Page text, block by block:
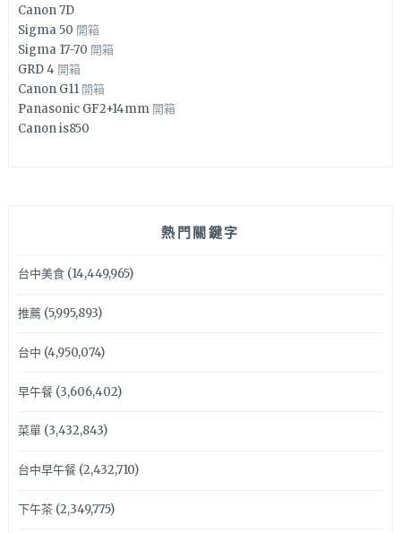
Canon 7D
Sigma 50 開箱
Sigma 17-70 開箱
GRD 4 開箱
Canon G11 開箱
Panasonic GF2+14mm 開箱
Canon is850
熱門關鍵字
台中美食(14,449,965)
推薦(5,995,893)
台中 (4,950,074)
早午餐(3,606,402)
菜單(3,432,843)
台中早午餐(2,432,710)
下午茶(2,349,775)